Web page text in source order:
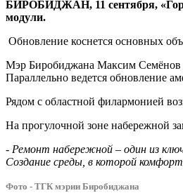
благоустройству
городской
БИРОБИДЖАН, 11 сентября,
модули.
Обновление коснется основных
Мэр Биробиджана Максим Семёнов
Параллельно ведется обновление
Рядом с областной филармонией
На прогулочной зоне набережной
- Ремонт набережной – один из
Создание среды, в которой
Фото - ТГК мэрии Биробиджана